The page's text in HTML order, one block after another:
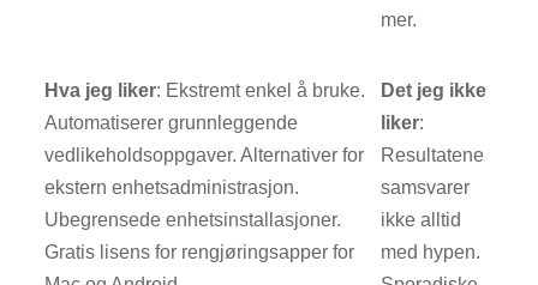
mer.
Hva jeg liker: Ekstremt enkel å bruke.
Automatiserer grunnleggende
vedlikeholdsoppgaver. Alternativer for
ekstern enhetsadministrasjon.
Ubegrensede enhetsinstallasjoner.
Gratis lisens for rengjøringsapper for
Det jeg ikke
liker:
Resultatene
samsvarer
ikke alltid
med hypen.